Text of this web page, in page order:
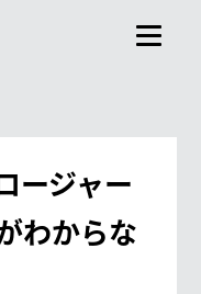
ージャー
わからな